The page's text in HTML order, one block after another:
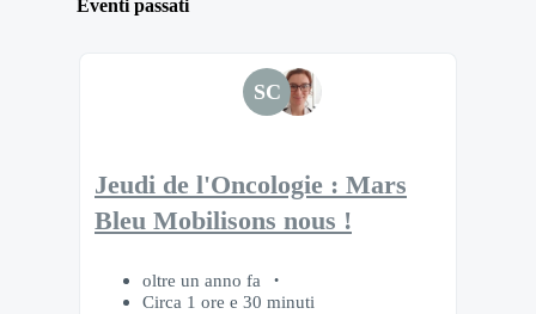
Eventi passati
SC
Jeudi de l'Oncologie : Mars
Bleu Mobilisons nous !
oltre un anno fa
Circa 1 ore e 30 minuti